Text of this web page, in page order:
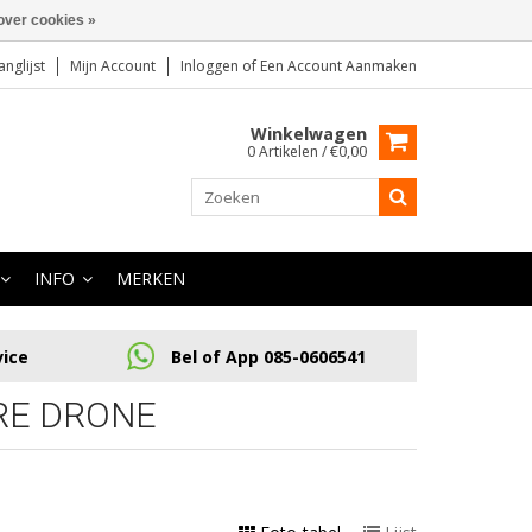
Mijn Account Inloggen of Een Account Aanmaken
Winkelwagen
0 Artikelen / €0,00
INFO MERKEN
Bel of App 085-0606541
DRONE
cookies »